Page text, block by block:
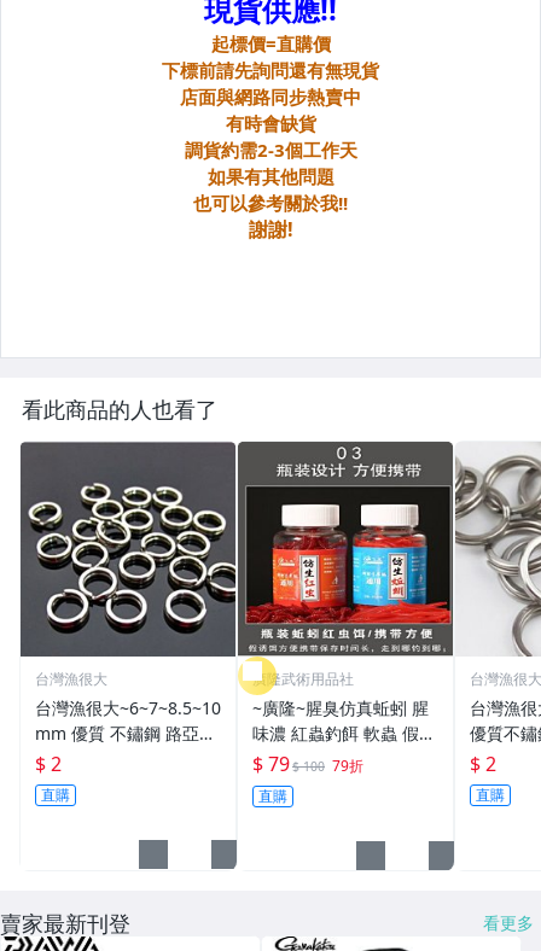
看此商品的人也看了
台灣漁很大
台灣漁很大~6~7~8.5~10
mm 優質 不鏽鋼 路亞環
S型開口 扁平 打扁 打平
$ 2
直購
廣隆武術用品社
~廣隆~腥臭仿真蚯蚓 腥
味濃 紅蟲釣餌 軟蟲 假蚯
蚓 海魚餌 紅蟲 路亞餌
假餌 誘餌 仿生餌 擬餌
路亞軟餌
$ 79$ 100 79折
直購
台灣漁很大
台灣漁
優質不
平 打扁 打平
雙環 路亞
路亞環
$ 2
直購
賣家最新刊登 看更多